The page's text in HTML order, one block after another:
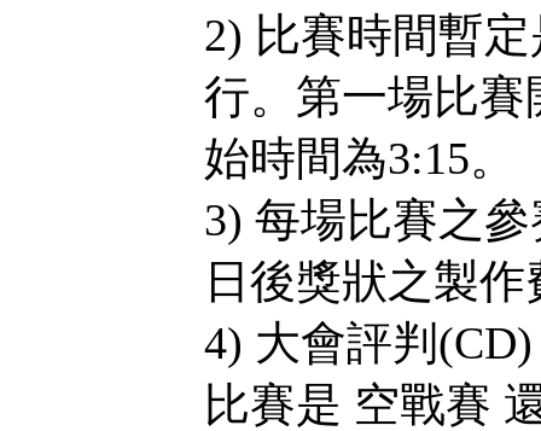
2) 比賽時間暫
行。第一場比賽
始時間為3:15。
3) 每場比賽之
日後獎狀之製作
4) 大會評判
比賽是 空戰賽